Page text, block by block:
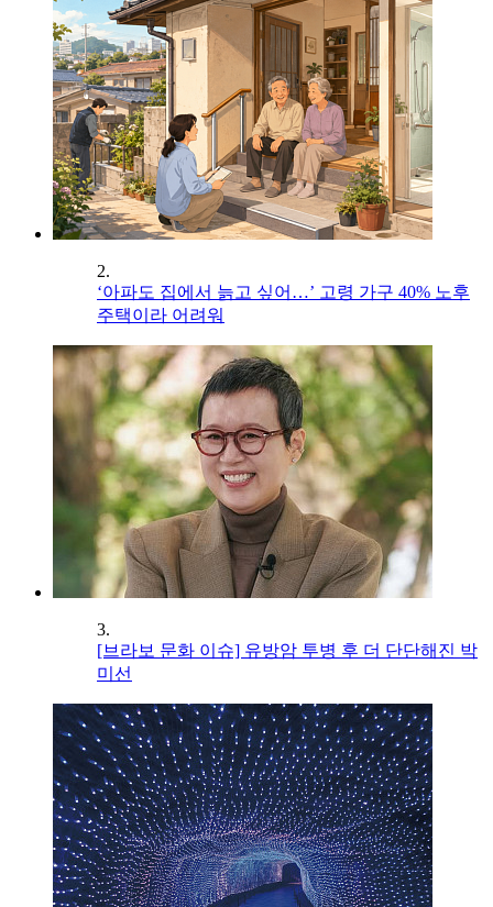
2.
‘아파도 집에서 늙고 싶어…’ 고령 가구 40% 노후
주택이라 어려워
3.
[브라보 문화 이슈] 유방암 투병 후 더 단단해진 박
미선